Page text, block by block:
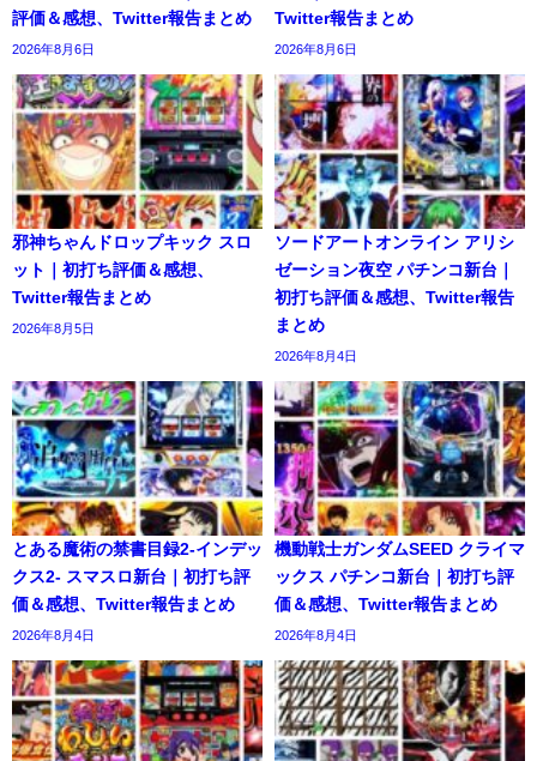
評価＆感想、Twitter報告まとめ
2026年8月6日
Twitter報告まとめ
2026年8月6日
邪神ちゃんドロップキック スロ
ット｜初打ち評価＆感想、
Twitter報告まとめ
2026年8月5日
ソードアートオンライン アリシ
ゼーション夜空 パチンコ新台｜
初打ち評価＆感想、Twitter報告
まとめ
2026年8月4日
とある魔術の禁書目録2-インデッ
クス2- スマスロ新台｜初打ち評
価＆感想、Twitter報告まとめ
2026年8月4日
機動戦士ガンダムSEED クライマ
ックス パチンコ新台｜初打ち評
価＆感想、Twitter報告まとめ
2026年8月4日